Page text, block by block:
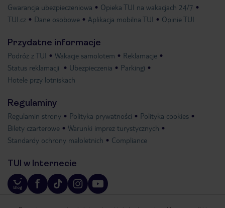
Gwarancja ubezpieczeniowa
Opieka TUI na wakacjach 24/7
TUI.cz
Dane osobowe Aplikacja mobilna TUI Opinie TUI
Przydatne informacje
Podróż z TUI Wakacje samolotem
Reklamacje
Status reklamacji
Ubezpieczenia
Parkingi
Hotele przy lotniskach
Regulaminy
Regulamin strony Polityka prywatności
Polityka cookies
Bilety czarterowe
Warunki imprez turystycznych
Standardy ochrony małoletnich
Compliance
TUI w Internecie